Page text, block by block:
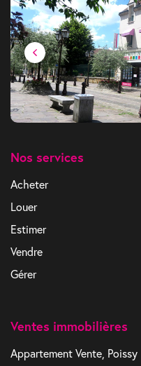
Nos services
Acheter
Louer
Estimer
Vendre
Gérer
Ventes immobilières
Appartement Vente, Poissy